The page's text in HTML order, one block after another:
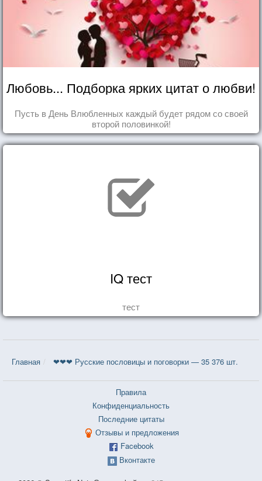
Любовь... Подборка ярких цитат о любви!
Пусть в День Влюбленных каждый будет рядом со своей
второй половинкой!
IQ тест
тест
Главная ❤❤❤ Русские пословицы и поговорки — 35 376 шт.
Правила
Конфиденциальность
Последние цитаты
Отзывы и предложения
Facebook
Вконтакте